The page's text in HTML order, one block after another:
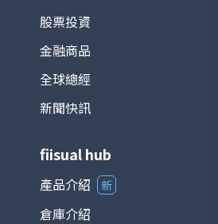
往往與全球科技產業景氣
投資應用上，TAIEX 不僅
選擇權）以及各類基金的
言，台灣加權股價指數能
濟與產業發展狀況，是國
量台股的重要指標。
股票投資
金融商品
全球總經
新聞快訊
fiisual hub
產品介紹 新
倉庫介紹